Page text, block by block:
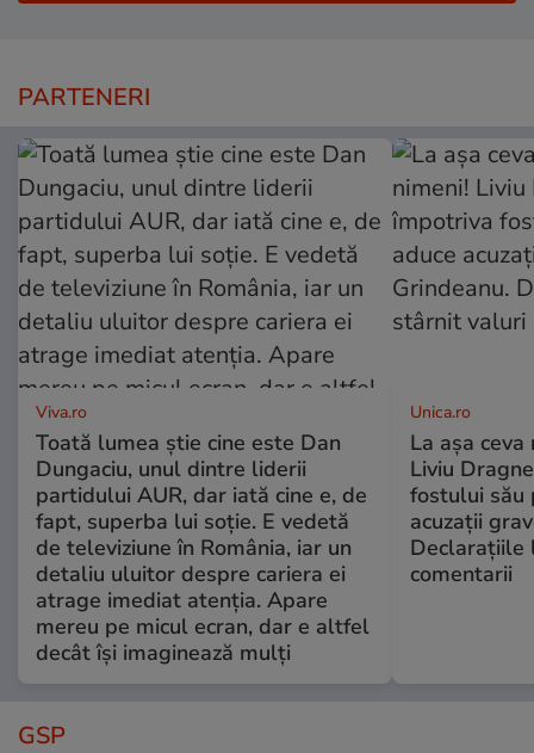
PARTENERI
Viva.ro
Toată lumea știe cine este Dan
Dungaciu, unul dintre liderii
partidului AUR, dar iată cine e, de
fapt, superba lui soție. E vedetă
de televiziune în România, iar un
detaliu uluitor despre cariera ei
atrage imediat atenția. Apare
mereu pe micul ecran, dar e altfel
decât își imaginează mulți
Unica.ro
La așa
Liviu
fostului său
acuzații
Declarațiile
comentarii
GSP